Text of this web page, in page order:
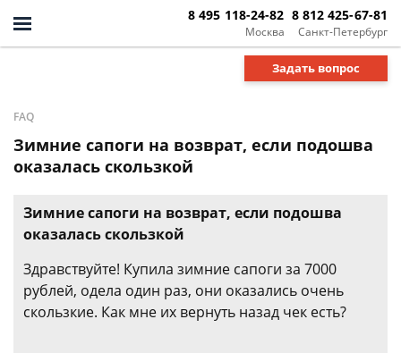
Москва
8 495 118-24-82
Санкт-Петербург
8 812 425-67-81
Задать вопрос
FAQ
Зимние сапоги на возврат, если подошва
оказалась скользкой
Зимние сапоги на возврат, если подошва
оказалась скользкой
Здравствуйте! Купила зимние сапоги за 7000
рублей, одела один раз, они оказались очень
скользкие. Как мне их вернуть назад чек есть?